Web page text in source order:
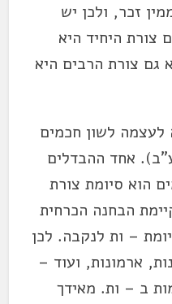
זכר, ולכן יש
צורת היחיד היא
גם צורת הרבים היא
לעצמה לשון חכמים
אחד ההבדלים
הוא סיומת צורת
הבחנה הכרחית
– ות לנקבה. לכן
ארמונות, ועוד –
ב – ות. מאידך